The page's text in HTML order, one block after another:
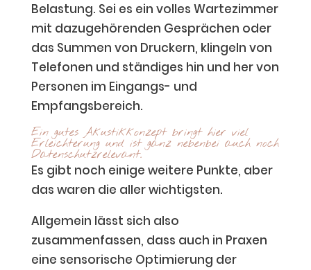
Belastung. Sei es ein volles Wartezimmer
mit dazugehörenden Gesprächen oder
das Summen von Druckern, klingeln von
Telefonen und ständiges hin und her von
Personen im Eingangs- und
Empfangsbereich.
Ein gutes Akustikkonzept bringt hier viel
Erleichterung und ist ganz nebenbei auch noch
Datenschutzrelevant.
Es gibt noch einige weitere Punkte, aber
das waren die aller wichtigsten.
Allgemein lässt sich also
zusammenfassen, dass auch in Praxen
eine sensorische Optimierung der